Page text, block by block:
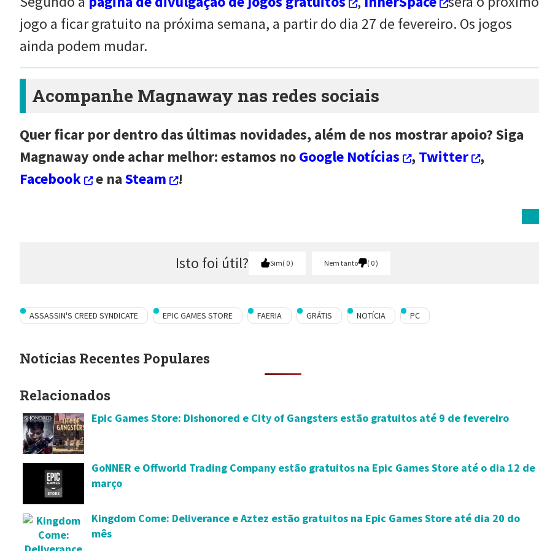
jogo a ficar gratuito na próxima semana, a partir do dia 27 de fevereiro. Os jogos
ainda podem mudar.
Acompanhe Magnaway nas redes sociais
Quer ficar por dentro das últimas novidades, além de nos mostrar apoio? Siga
Magnaway onde achar melhor: estamos noGoogle Notícias ,Twitter
,
Facebook
e naSteam !
Isto foi útil? Sim 0 Nem tanto 0
ASSASSIN'S CREED SYNDICATE EPIC GAMES STORE FAERIA GRÁTIS NOTÍCIA PC
Notícias Recentes Populares
Relacionados
Epic Games Store: Dishonored e City of Gangsters estão gratuitos até 9 de fevereiro
GoNNER e Offworld Trading Company estão gratuitos na Epic Games Store até o dia 12 de
março
Kingdom Come: Deliverance e Aztez estão gratuitos na Epic Games Store até dia 20 do
mês